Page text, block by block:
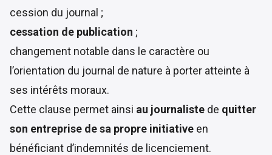
cession du journal ;
cessation de publication ;
changement notable dans le caractère ou
l’orientation du journal de nature à porter atteinte à
ses intérêts moraux.
Cette clause permet ainsi au journaliste de quitter
son entreprise de sa propre initiative en
bénéficiant d’indemnités de licenciement.